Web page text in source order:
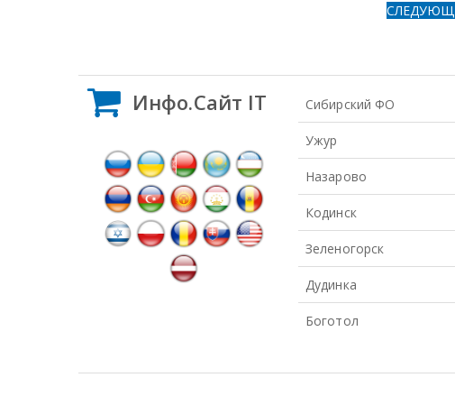
Инфо.Сайт IT Сибирский ФО
Ужур
Назарово
Кодинск
Зеленогорск
Дудинка
Боготол